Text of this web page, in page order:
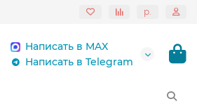
р.
Написать в MAX
Написать в Telegram